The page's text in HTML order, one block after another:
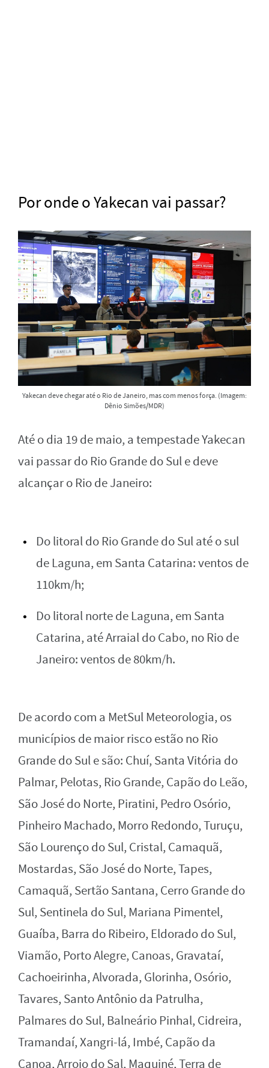
Por onde o Yakecan vai passar?
Yakecan deve chegar até o Rio de Janeiro, mas com menos força. (Imagem:
Dênio Simões/MDR)
Até o dia 19 de maio, a tempestade Yakecan
vai passar do Rio Grande do Sul e deve
alcançar o Rio de Janeiro:
Do litoral do Rio Grande do Sul até o sul
de Laguna, em Santa Catarina: ventos de
110km/h;
Do litoral norte de Laguna, em Santa
Catarina, até Arraial do Cabo, no Rio de
Janeiro: ventos de 80km/h.
De acordo com a MetSul Meteorologia, os
municípios de maior risco estão no Rio
Grande do Sul e são: Chuí, Santa Vitória do
Palmar, Pelotas, Rio Grande, Capão do Leão,
São José do Norte, Piratini, Pedro Osório,
Pinheiro Machado, Morro Redondo, Turuçu,
São Lourenço do Sul, Cristal, Camaquã,
Mostardas, São José do Norte, Tapes,
Camaquã, Sertão Santana, Cerro Grande do
Sul, Sentinela do Sul, Mariana Pimentel,
Guaíba, Barra do Ribeiro, Eldorado do Sul,
Viamão, Porto Alegre, Canoas, Gravataí,
Cachoeirinha, Alvorada, Glorinha, Osório,
Tavares, Santo Antônio da Patrulha,
Palmares do Sul, Balneário Pinhal, Cidreira,
Tramandaí, Xangri-lá, Imbé, Capão da
Canoa, Arroio do Sal, Maquiné, Terra de